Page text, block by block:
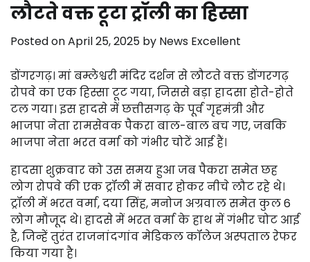
लौटते वक्त टूटा ट्रॉली का हिस्सा
Posted onApril 25, 2025 by News Excellent
डोंगरगढ़। मां बम्लेश्वरी मंदिर दर्शन से लौटते वक्त डोंगरगढ़
रोपवे का एक हिस्सा टूट गया, जिससे बड़ा हादसा होते-होते
टल गया। इस हादसे में छत्तीसगढ़ के पूर्व गृहमंत्री और
भाजपा नेता रामसेवक पैकरा बाल-बाल बच गए, जबकि
भाजपा नेता भरत वर्मा को गंभीर चोटें आई हैं।
हादसा शुक्रवार को उस समय हुआ जब पैकरा समेत छह
लोग रोपवे की एक ट्रॉली में सवार होकर नीचे लौट रहे थे।
ट्रॉली में भरत वर्मा, दया सिंह, मनोज अग्रवाल समेत कुल 6
लोग मौजूद थे। हादसे में भरत वर्मा के हाथ में गंभीर चोट आई
है, जिन्हें तुरंत राजनांदगांव मेडिकल कॉलेज अस्पताल रेफर
किया गया है।